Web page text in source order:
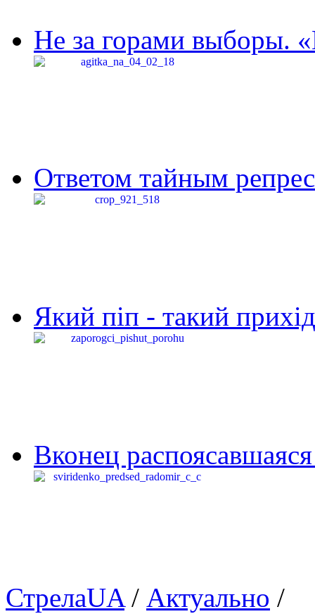
Не за горами выборы.
Ответом тайным
Який піп - такий
Вконец
СтрелаUA/ Актуально /